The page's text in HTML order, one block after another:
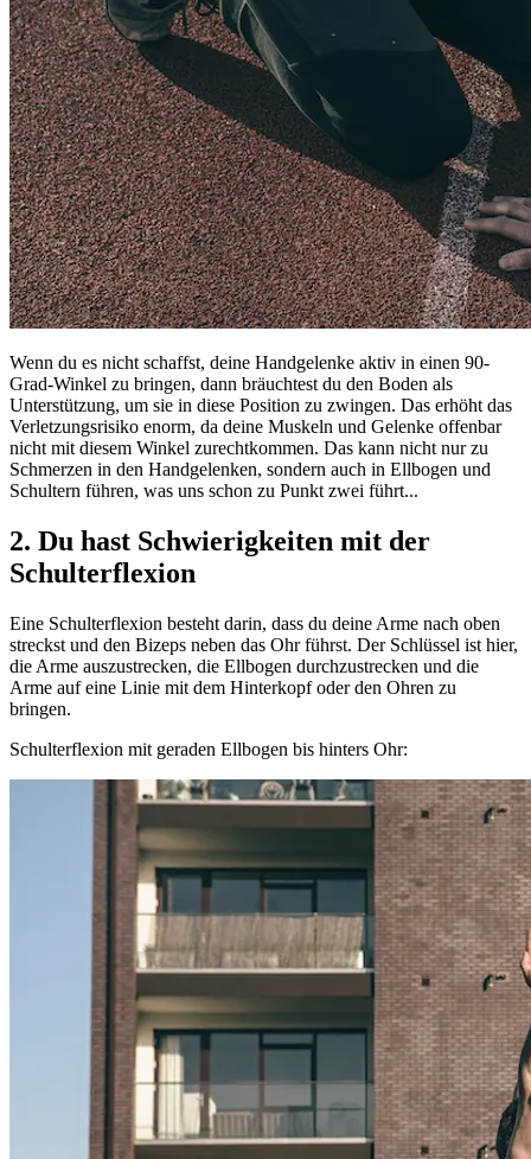
Wenn du es nicht schaffst, deine Handgelenke aktiv in einen 90-
Grad-Winkel zu bringen, dann bräuchtest du den Boden als
Unterstützung, um sie in diese Position zu zwingen. Das erhöht das
Verletzungsrisiko enorm, da deine Muskeln und Gelenke offenbar
nicht mit diesem Winkel zurechtkommen. Das kann nicht nur zu
Schmerzen in den Handgelenken, sondern auch in Ellbogen und
Schultern führen, was uns schon zu Punkt zwei führt...
2. Du hast Schwierigkeiten mit der
Schulterflexion
Eine Schulterflexion besteht darin, dass du deine Arme nach oben
streckst und den Bizeps neben das Ohr führst. Der Schlüssel ist hier,
die Arme auszustrecken, die Ellbogen durchzustrecken und die
Arme auf eine Linie mit dem Hinterkopf oder den Ohren zu
bringen.
Schulterflexion mit geraden Ellbogen bis hinters Ohr: